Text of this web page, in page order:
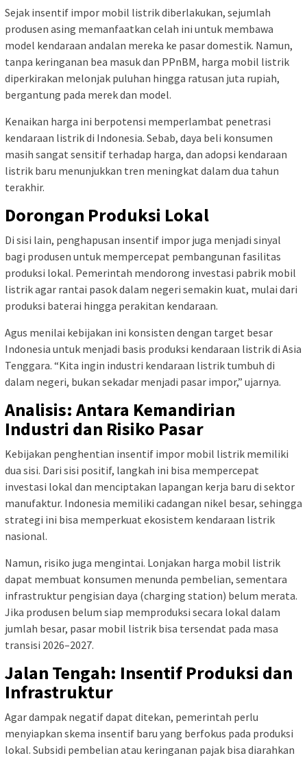
Sejak insentif impor mobil listrik diberlakukan, sejumlah
produsen asing memanfaatkan celah ini untuk membawa
model kendaraan andalan mereka ke pasar domestik. Namun,
tanpa keringanan bea masuk dan PPnBM, harga mobil listrik
diperkirakan melonjak puluhan hingga ratusan juta rupiah,
bergantung pada merek dan model.
Kenaikan harga ini berpotensi memperlambat penetrasi
kendaraan listrik di Indonesia. Sebab, daya beli konsumen
masih sangat sensitif terhadap harga, dan adopsi kendaraan
listrik baru menunjukkan tren meningkat dalam dua tahun
terakhir.
Dorongan Produksi Lokal
Di sisi lain, penghapusan insentif impor juga menjadi sinyal
bagi produsen untuk mempercepat pembangunan fasilitas
produksi lokal. Pemerintah mendorong investasi pabrik mobil
listrik agar rantai pasok dalam negeri semakin kuat, mulai dari
produksi baterai hingga perakitan kendaraan.
Agus menilai kebijakan ini konsisten dengan target besar
Indonesia untuk menjadi basis produksi kendaraan listrik di Asia
Tenggara. “Kita ingin industri kendaraan listrik tumbuh di
dalam negeri, bukan sekadar menjadi pasar impor,” ujarnya.
Analisis: Antara Kemandirian
Industri dan Risiko Pasar
Kebijakan penghentian insentif impor mobil listrik memiliki
dua sisi. Dari sisi positif, langkah ini bisa mempercepat
investasi lokal dan menciptakan lapangan kerja baru di sektor
manufaktur. Indonesia memiliki cadangan nikel besar, sehingga
strategi ini bisa memperkuat ekosistem kendaraan listrik
nasional.
Namun, risiko juga mengintai. Lonjakan harga mobil listrik
dapat membuat konsumen menunda pembelian, sementara
infrastruktur pengisian daya (charging station) belum merata.
Jika produsen belum siap memproduksi secara lokal dalam
jumlah besar, pasar mobil listrik bisa tersendat pada masa
transisi 2026–2027.
Jalan Tengah: Insentif Produksi dan
Infrastruktur
Agar dampak negatif dapat ditekan, pemerintah perlu
menyiapkan skema insentif baru yang berfokus pada produksi
lokal. Subsidi pembelian atau keringanan pajak bisa diarahkan